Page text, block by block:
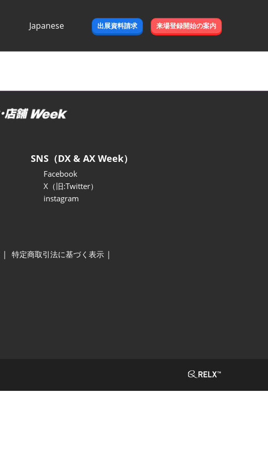
Japanese
出展資料請求 来場登録開始の案内
SNS（DX & AX Week）
Facebook
X（旧:Twitter）
instagram
特定商取引法に基づく表示